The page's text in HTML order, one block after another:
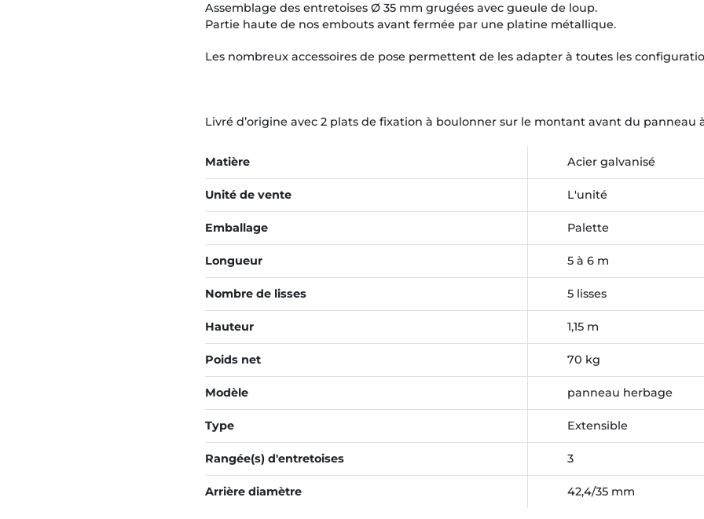
Assemblage des entretoises Ø 35 mm grugées avec gueule de loup.
Partie haute de nos embouts avant fermée par une platine métallique.
Les nombreux accessoires de pose permettent de les adapter à toutes les
Livré d’origine avec 2 plats de fixation à boulonner sur le montant avant du panneau
Matière Acier galvanisé
Unité de vente L'unité
Emballage Palette
Longueur 5 à 6 m
Nombre de lisses 5 lisses
Hauteur 1,15 m
Poids net 70 kg
Modèle panneau herbage
Type Extensible
Rangée(s) d'entretoises 3
Arrière diamètre 42,4/35 mm